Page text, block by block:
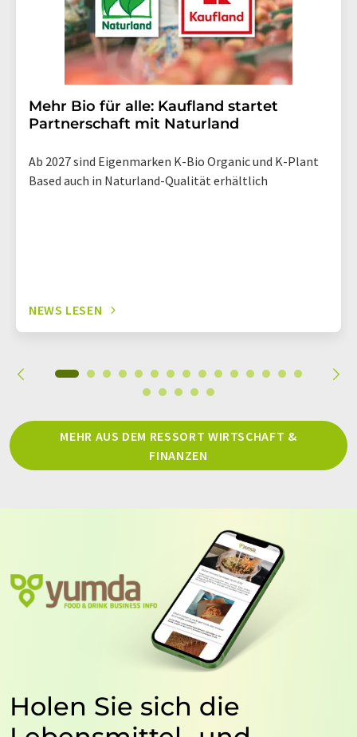
Mehr Bio für alle: Kaufland startet
Partnerschaft mit Naturland
Ab 2027 sind Eigenmarken K-Bio Organic und K-Plant
Based auch in Naturland-Qualität erhältlich
NEWS LESEN
MEHR AUS DEM RESSORT WIRTSCHAFT &
FINANZEN
Holen Sie sich die